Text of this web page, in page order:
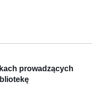
prowadzących